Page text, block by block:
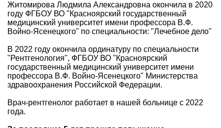
Житомирова Людмила Александровна окончила в 2020
году ФГБОУ ВО "Красноярский государственный
медицинский университет имени профессора В.Ф.
Войно-Ясенецкого" по специальности: "Лечебное дело"
В 2022 году окончила ординатуру по специальности
"Рентгенология", ФГБОУ ВО "Красноярский
государственный медицинский университет имени
профессора В.Ф. Войно-Ясенецкого" Министерства
здравоохранения Российской Федерации.
Врач-рентгенолог работает в нашей больнице с 2022
года.